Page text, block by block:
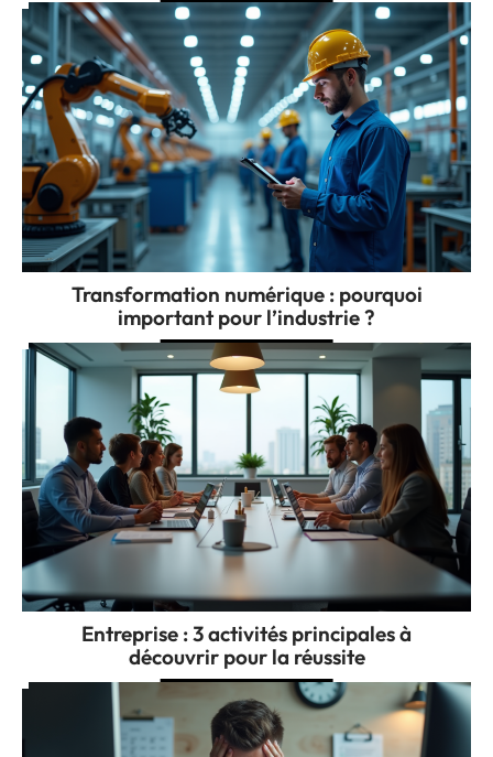
Transformation numérique : pourquoi
important pour l’industrie ?
Entreprise : 3 activités principales à
découvrir pour la réussite